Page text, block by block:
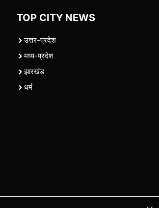
TOP CITY NEWS
उत्तर-प्रदेश
मध्य-प्रदेश
झारखंड
धर्म